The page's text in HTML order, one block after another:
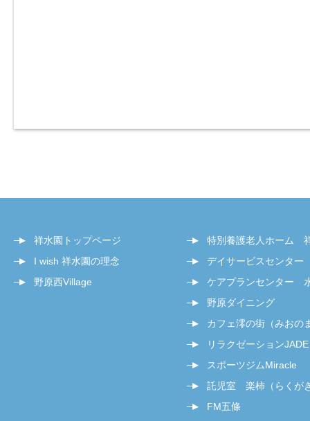
祥水園トップページ
I wish 祥水園の理念
野原西Village
特別養護老人ホーム
デイサービスセンタ
ケアプランセンター
野原ダイニング
カフェ澪の街（みおの
リラクゼーションJADE
スポーツジムMiracle
託児室 楽柿（らくが
FM五條